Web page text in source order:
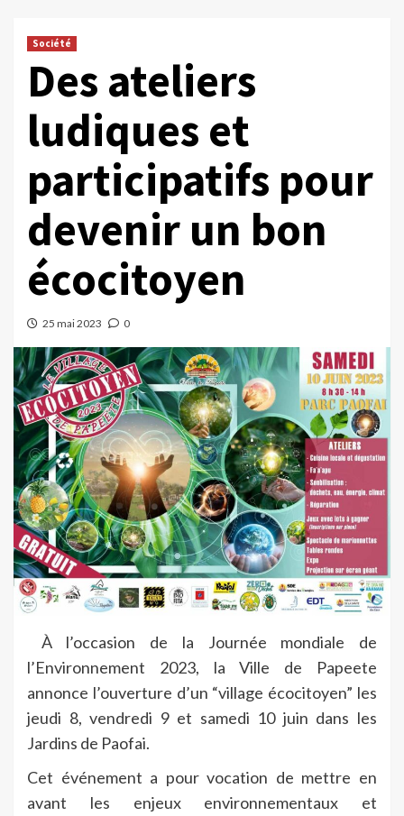
Société
Des ateliers
ludiques et
participatifs pour
devenir un bon
écocitoyen
25 mai 2023 0
À l’occasion de la Journée mondiale de
l’Environnement 2023, la Ville de Papeete
annonce l’ouverture d’un “village écocitoyen” les
jeudi 8, vendredi 9 et samedi 10 juin dans les
Jardins de Paofai.
Cet événement a pour vocation de mettre en
avant les enjeux environnementaux et